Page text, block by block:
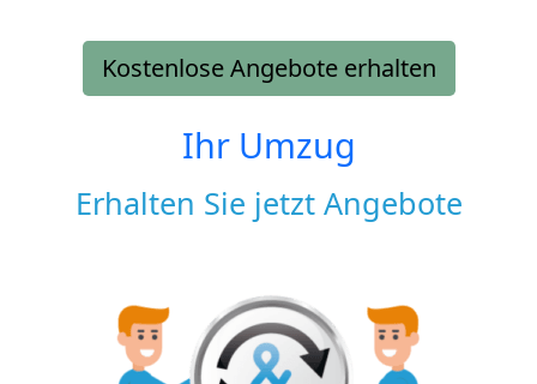
Kostenlose Angebote erhalten
Ihr Umzug
Erhalten Sie jetzt Angebote